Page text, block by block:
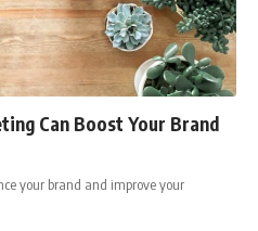
Can Boost Your Brand
your brand and improve your